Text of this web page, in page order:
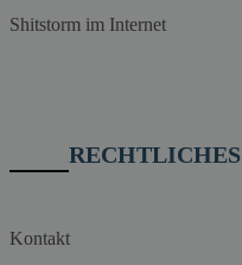
Shitstorm im Internet
RECHTLICHES
Kontakt